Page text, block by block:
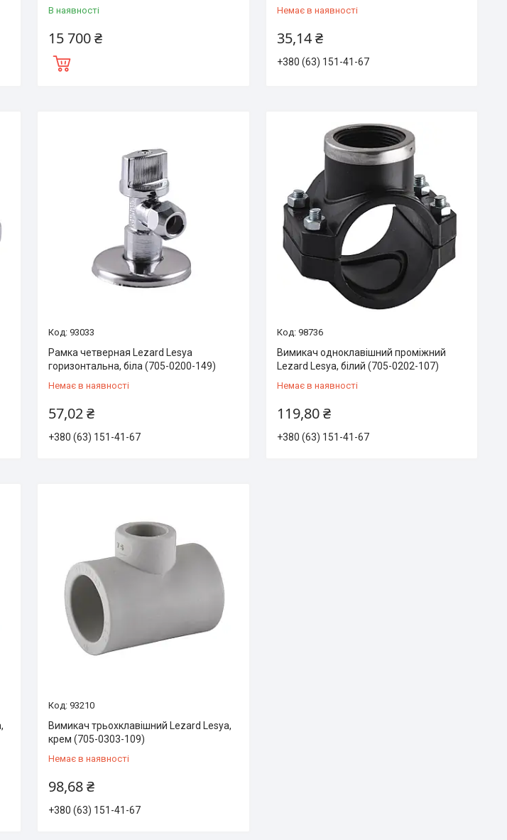
В наявності
15 700 ₴
Немає в наявності
35,14 ₴
+380 (63) 151-41-67
93033
Рамка четверная Lezard Lesya
горизонтальна, біла (705-0200-149)
Немає в наявності
57,02 ₴
+380 (63) 151-41-67
98736
Вимикач одноклавішний проміжний
Lezard Lesya, білий (705-0202-107)
Немає в наявності
119,80 ₴
+380 (63) 151-41-67
93210
Вимикач трьохклавішний Lezard Lesya,
крем (705-0303-109)
Немає в наявності
98,68 ₴
+380 (63) 151-41-67